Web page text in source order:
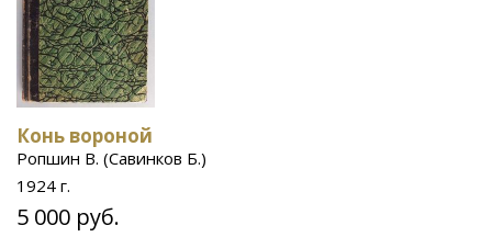
Конь вороной
Ропшин В. (Савинков Б.)
1924 г.
5 000 руб.